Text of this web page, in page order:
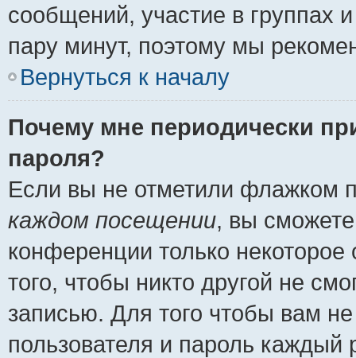
сообщений, участие в группах
пару минут, поэтому мы
Вернуться к началу
Почему мне периодически
пароля?
Если вы не отметили флажком
каждом посещении, вы
конференции только
того, чтобы никто другой не
записью. Для того чтобы вам
пользователя и пароль